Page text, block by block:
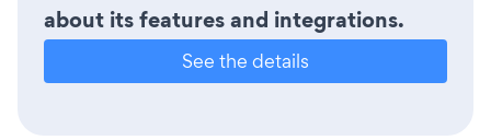
about its features and integrations.
See the details